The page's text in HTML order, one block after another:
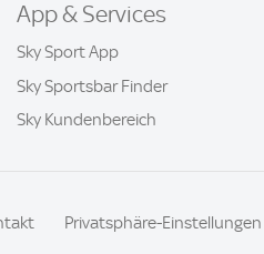
App & Services
Sky Sport App
Sky Sportsbar Finder
Sky Kundenbereich
Privatsphäre-Einstellungen